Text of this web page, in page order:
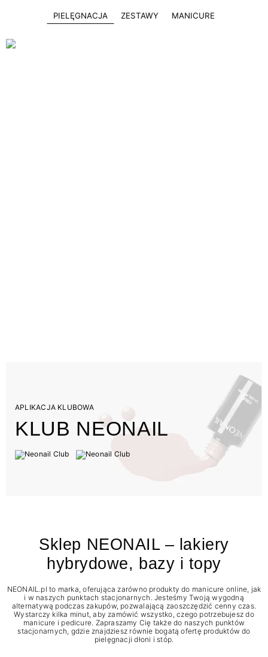
PIELĘGNACJA ZESTAWY MANICURE
APLIKACJA KLUBOWA
KLUB NEONAIL
Sklep NEONAIL – lakiery
hybrydowe, bazy i topy
NEONAIL.pl to marka, oferująca zarówno produkty do manicure online, jak
i w naszych punktach stacjonarnych. Jesteśmy Twoją wygodną
alternatywą podczas zakupów, pozwalającą zaoszczędzić cenny czas.
Wystarczy kilka minut, aby zamówić wszystko, czego potrzebujesz do
manicure i pedicure. Zapraszamy Cię także do naszych punktów
stacjonarnych, gdzie znajdziesz równie bogatą ofertę produktów do
pielęgnacji dłoni i stóp.